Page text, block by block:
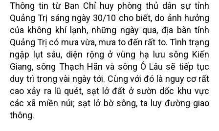
Thông tin từ Ban Chỉ huy phòng thủ dân sự tỉnh
Quảng Trị sáng ngày 30/10 cho biết, do ảnh hưởng
của không khí lạnh, những ngày qua, địa bàn tỉnh
Quảng Trị có mưa vừa, mưa to đến rất to. Tình trạng
ngập lụt sâu, diện rộng ở vùng hạ lưu sông Kiến
Giang, sông Thạch Hãn và sông Ô Lâu sẽ tiếp tục
duy trì trong vài ngày tới. Cùng với đó là nguy cơ rất
cao xảy ra lũ quét, sạt lở đất ở sườn dốc khu vực
các xã miền núi; sạt lở bờ sông, ta luy đường giao
thông.